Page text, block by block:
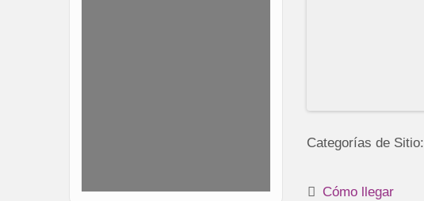
Categorías de Sitio:
Cómo llegar